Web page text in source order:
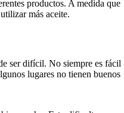
productos. A medida que
más aceite.
ser difícil. No siempre es fácil
lugares no tienen buenos